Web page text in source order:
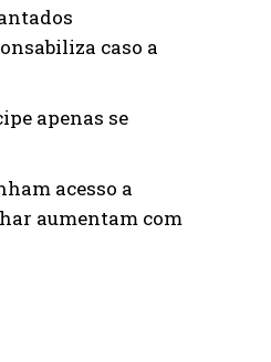
caso a
apenas se
acesso a
aumentam com